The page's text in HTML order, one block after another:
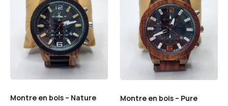
Montre en bois – Nature Montre en bois – Pure